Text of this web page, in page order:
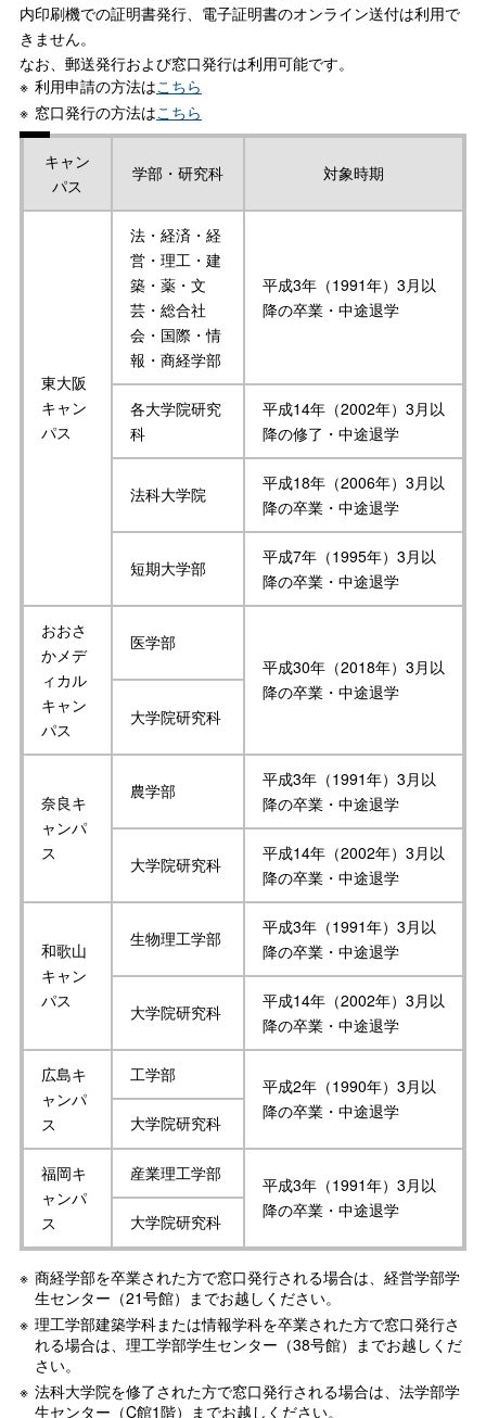
内印刷機での証明書発行、電子証明書のオンライン送付は利用で
きません。
なお、郵送発行および窓口発行は利用可能です。
利用申請の方法はこちら
窓口発行の方法はこちら
キャン
パス
学部・研究科 対象時期
東大阪
キャン
パス
法・経済・経
営・理工・建
築・薬・文
芸・総合社
会・国際・情
報・商経学部
平成3年（1991年）3月以
降の卒業・中途退学
各大学院研究
科
平成14年（2002年）3月以
降の修了・中途退学
法科大学院
平成18年（2006年）3月以
降の卒業・中途退学
短期大学部
平成7年（1995年）3月以
降の卒業・中途退学
おおさ
かメデ
ィカル
キャン
パス
医学部
平成30年（2018年）3月以
降の卒業・中途退学
大学院研究科
奈良キ
ャンパ
ス
農学部
平成3年（1991年）3月以
降の卒業・中途退学
大学院研究科
平成14年（2002年）3月以
降の卒業・中途退学
和歌山
キャン
パス
生物理工学部
平成3年（1991年）3月以
降の卒業・中途退学
大学院研究科
平成14年（2002年）3月以
降の卒業・中途退学
広島キ
ャンパ
ス
工学部
平成2年（1990年）3月以
降の卒業・中途退学
大学院研究科
福岡キ
ャンパ
ス
産業理工学部
平成3年（1991年）3月以
降の卒業・中途退学
大学院研究科
商経学部を卒業された方で窓口発行される場合は、経営学部学
生センター（21号館）までお越しください。
理工学部建築学科または情報学科を卒業された方で窓口発行さ
れる場合は、理工学部学生センター（38号館）までお越しくだ
さい。
法科大学院を修了された方で窓口発行される場合は、法学部学
生センター（C館1階）までお越しください。